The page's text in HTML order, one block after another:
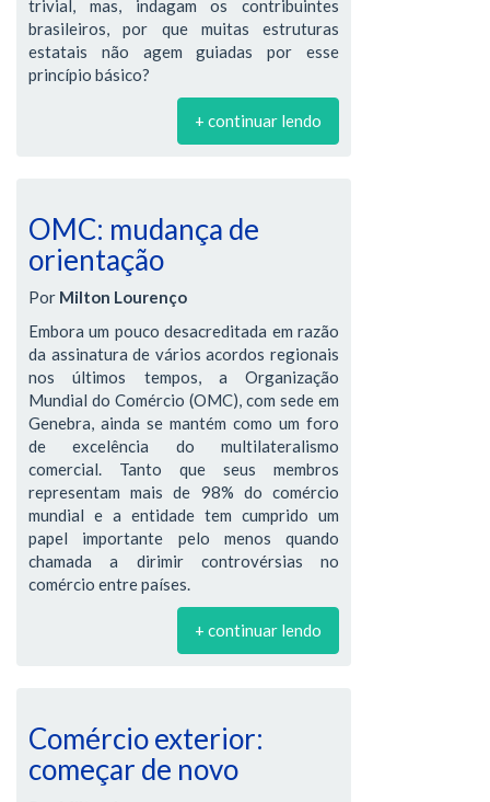
trivial, mas, indagam os contribuintes
brasileiros, por que muitas estruturas
estatais não agem guiadas por esse
princípio básico?
+ continuar lendo
OMC: mudança de
orientação
Por Milton Lourenço
Embora um pouco desacreditada em razão
da assinatura de vários acordos regionais
nos últimos tempos, a Organização
Mundial do Comércio (OMC), com sede em
Genebra, ainda se mantém como um foro
de excelência do multilateralismo
comercial. Tanto que seus membros
representam mais de 98% do comércio
mundial e a entidade tem cumprido um
papel importante pelo menos quando
chamada a dirimir controvérsias no
comércio entre países.
+ continuar lendo
Comércio exterior:
começar de novo